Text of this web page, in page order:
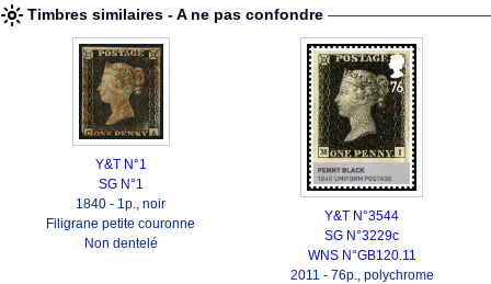
Timbres similaires - A ne pas confondre
Y&T N°1
SG N°1
1840 - 1p., noir
Filigrane petite couronne
Non dentelé
Y&T N°3544
SG N°3229c
WNS N°GB120.11
2011 - 76p., polychrome